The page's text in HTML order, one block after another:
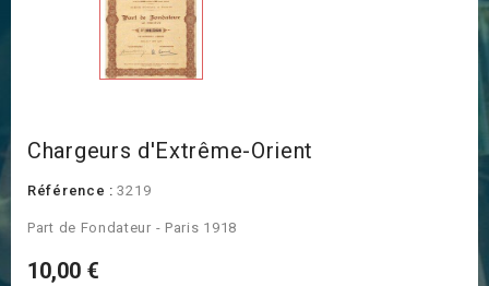
Chargeurs d'Extrême-Orient
Référence : 3219
Part de Fondateur - Paris 1918
10,00 €